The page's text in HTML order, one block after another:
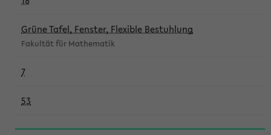
Grüne Tafel, Fenster, Flexible Bestuhlung
Fakultät für Mathematik
7
53